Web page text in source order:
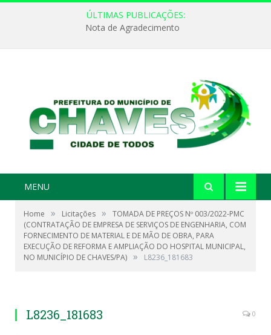
ÚLTIMAS PUBLICAÇÕES:
Nota de Agradecimento
MENU
Home » Licitações »
TOMADA DE PREÇOS Nº 003/2022-PMC
(CONTRATAÇÃO DE EMPRESA DE SERVIÇOS DE ENGENHARIA, COM
FORNECIMENTO DE MATERIAL E DE MÃO DE OBRA, PARA
EXECUÇÃO DE REFORMA E AMPLIAÇÃO DO HOSPITAL MUNICIPAL,
NO MUNICÍPIO DE CHAVES/PA) » L8236_181683
L8236_181683 0